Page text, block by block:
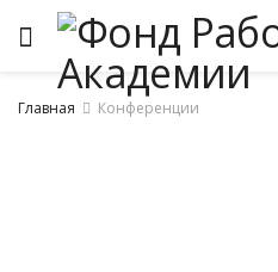
Главная Конференции